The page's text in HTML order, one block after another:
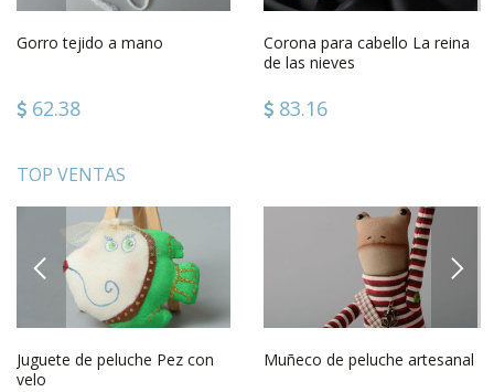
Gorro tejido a mano
62.38
Corona para cabello La reina
de las nieves
83.16
TOP VENTAS
PREVIOUS
Juguete de peluche Pez con
velo
Muñeco de peluche artesanal
NEXT